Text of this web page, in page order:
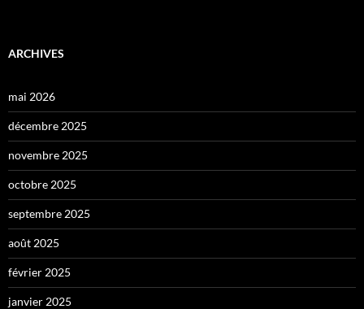
ARCHIVES
mai 2026
décembre 2025
novembre 2025
octobre 2025
septembre 2025
août 2025
février 2025
janvier 2025